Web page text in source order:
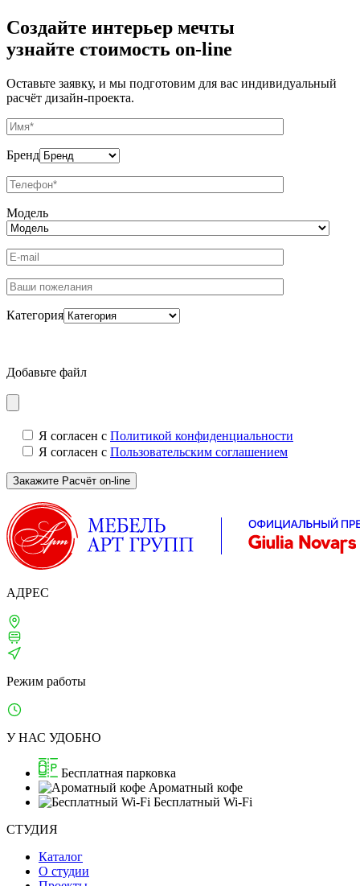
Создайте интерьер мечты
узнайте стоимость on-line
Оставьте заявку, и мы подготовим для вас индивидуальный
расчёт дизайн-проекта.
Бренд
Модель
Категория
Добавьте файл
Я согласен с Политикой конфиденциальности
Я согласен с Пользовательским соглашением
АДРЕС
Режим работы
У НАС УДОБНО
Бесплатная парковка
Ароматный кофе
Бесплатный Wi-Fi
СТУДИЯ
Каталог
О студии